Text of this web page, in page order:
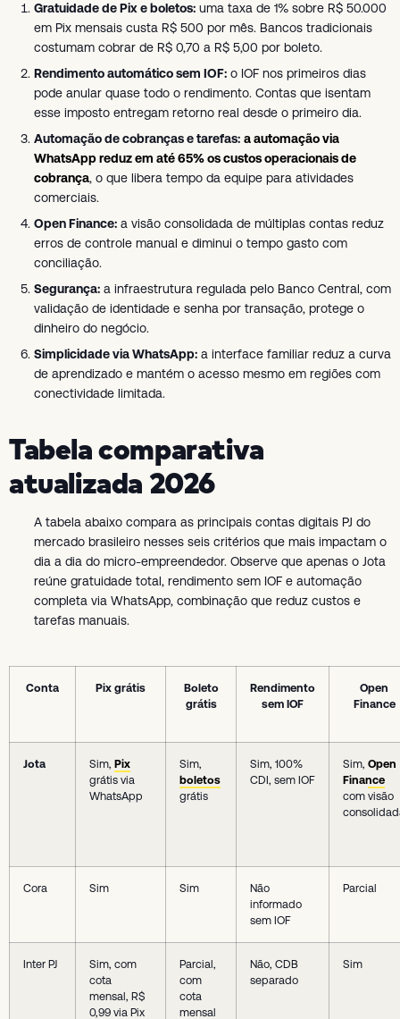
Gratuidade de Pix e boletos: uma taxa de 1% sobre R$ 50.000
em Pix mensais custa R$ 500 por mês. Bancos tradicionais
costumam cobrar de R$ 0,70 a R$ 5,00 por boleto.
Rendimento automático sem IOF: o IOF nos primeiros dias
pode anular quase todo o rendimento. Contas que isentam
esse imposto entregam retorno real desde o primeiro dia.
Automação de cobranças e tarefas: a automação via
WhatsApp reduz em até 65% os custos operacionais de
cobrança, o que libera tempo da equipe para atividades
comerciais.
Open Finance: a visão consolidada de múltiplas contas reduz
erros de controle manual e diminui o tempo gasto com
conciliação.
Segurança: a infraestrutura regulada pelo Banco Central, com
validação de identidade e senha por transação, protege o
dinheiro do negócio.
Simplicidade via WhatsApp: a interface familiar reduz a curva
de aprendizado e mantém o acesso mesmo em regiões com
conectividade limitada.
Tabela comparativa
atualizada 2026
A tabela abaixo compara as principais contas digitais PJ do
mercado brasileiro nesses seis critérios que mais impactam o
dia a dia do micro-empreendedor. Observe que apenas o Jota
reúne gratuidade total, rendimento sem IOF e automação
completa via WhatsApp, combinação que reduz custos e
tarefas manuais.
Conta Pix grátis
Boleto
grátis
Rendimento
sem IOF
Open
Finance
Jota Sim, Pix
grátis via
WhatsApp
Sim,
boletos
grátis
Sim, 100%
CDI, sem IOF
Sim, Open
Finance
com visão
Cora Sim Sim
Não
informado
sem IOF
Parcial
Inter PJ
Sim, com
cota
mensal, R$
0,99 via Pix
Parcial,
com
cota
mensal
Não, CDB
separado
Sim